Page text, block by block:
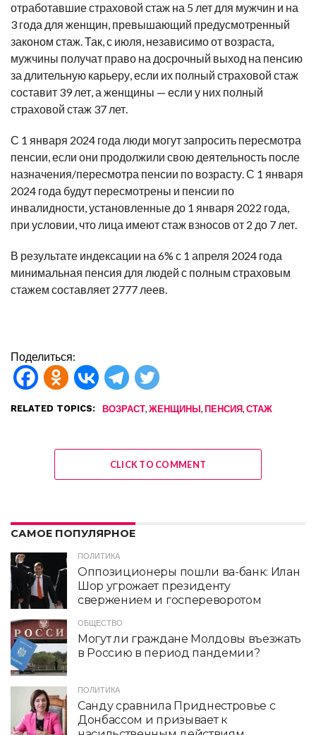
отработавшие страховой стаж на 5 лет для мужчин и на
3 года для женщин, превышающий предусмотренный
законом стаж. Так, с июля, независимо от возраста,
мужчины получат право на досрочный выход на пенсию
за длительную карьеру, если их полный страховой стаж
составит 39 лет, а женщины — если у них полный
страховой стаж 37 лет.
С 1 января 2024 года люди могут запросить пересмотра
пенсии, если они продолжили свою деятельность после
назначения/пересмотра пенсии по возрасту. С 1 января
2024 года будут пересмотрены и пенсии по
инвалидности, установленные до 1 января 2022 года,
при условии, что лица имеют стаж взносов от 2 до 7 лет.
В результате индексации на 6% с 1 апреля 2024 года
минимальная пенсия для людей с полным страховым
стажем составляет 2777 леев.
Поделиться:
RELATED TOPICS: ВОЗРАСТ, ЖЕНЩИНЫ , ПЕНСИЯ, СТАЖ
CLICK TO COMMENT
САМОЕ ПОПУЛЯРНОЕ
ПОЛИТИКА
Оппозиционеры пошли ва-банк: Илан
Шор угрожает президенту
свержением и госпереворотом
ОБЩЕСТВО
Могут ли граждане Молдовы въезжать
в Россию в период пандемии?
ПОЛИТИКА
Санду сравнила Приднестровье с
Донбассом и призывает к